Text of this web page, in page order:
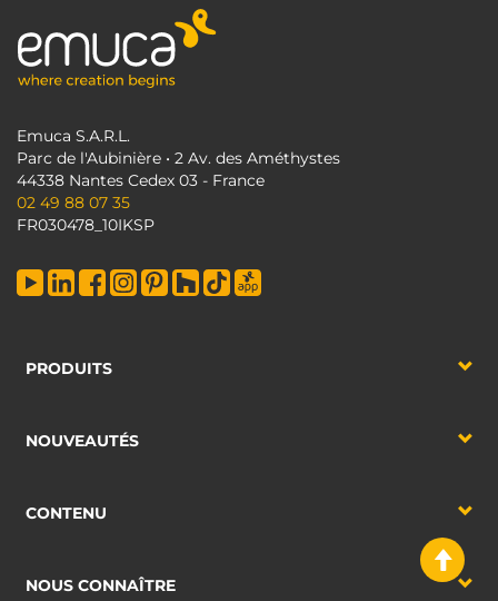
Emuca S.A.R.L.
Parc de l'Aubinière • 2 Av. des Améthystes
44338 Nantes Cedex 03 - France
02 49 88 07 35
FR030478_10IKSP
PRODUITS
NOUVEAUTÉS
CONTENU
NOUS CONNAÎTRE